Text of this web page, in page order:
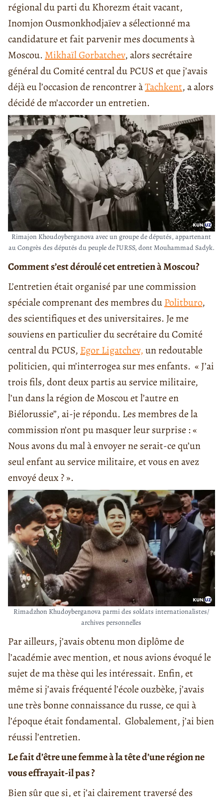
régional du parti du Khorezm était vacant,
Inomjon Ousmonkhodjaïev a sélectionné ma
candidature et fait parvenir mes documents à
Moscou.Mikhaïl Gorbatchev, alors secrétaire
général du Comité central du PCUS et que j’avais
déjà eu l’occasion de rencontrer àTachkent, a alors
décidé de m’accorder un entretien.
Rimajon Khoudoyberganova avec un groupe de députés, appartenant
au Congrès des députés du peuple de l’URSS, dont Mouhammad Sadyk.
Comment s’est déroulé cet entretien à Moscou?
L’entretien était organisé par une commission
spéciale comprenant des membres duPolitburo,
des scientifiques et des universitaires. Je me
souviens en particulier du secrétaire du Comité
central du PCUS,Egor Ligatchev,un redoutable
politicien, qui m’interrogea sur mes enfants. « J’ai
trois fils, dont deux partis au service militaire,
l’un dans la région de Moscou et l’autre en
Biélorussie”, ai-je répondu. Les membres de la
commission n’ont pu masquer leur surprise : «
Nous avons du mal à envoyer ne serait-ce qu’un
seul enfant au service militaire, et vous en avez
envoyé deux ? ».
Rimadzhon Khudoyberganova parmi des soldats internationalistes/
archives personnelles
Par ailleurs, j’avais obtenu mon diplôme de
l’académie avec mention, et nous avions évoqué le
sujet de ma thèse qui les intéressait. Enfin, et
même si j’avais fréquenté l’école ouzbèke, j’avais
une très bonne connaissance du russe, ce qui à
l’époque était fondamental. Globalement, j’ai bien
réussi l’entretien.
Le fait d’être une femme à la tête d’une région ne
vous effrayait-il pas ?
Bien sûr que si, et j’ai clairement traversé des